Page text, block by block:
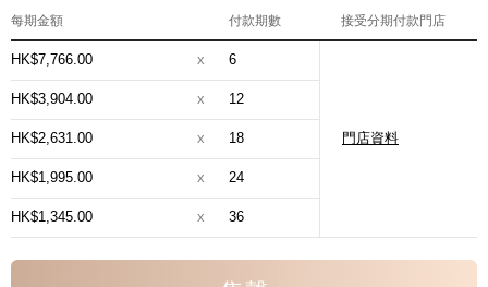
每期金額 付款期數 接受分期付款門店
HK$7,766.00 x 6
門店資料
HK$3,904.00 x 12
HK$2,631.00 x 18
HK$1,995.00 x 24
HK$1,345.00 x 36